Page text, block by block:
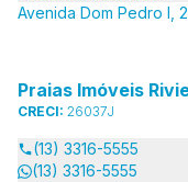
Avenida Dom Pedro I,
Praias Imóveis
CRECI: 26037J
(13) 3316-5555
(13) 3316-5555